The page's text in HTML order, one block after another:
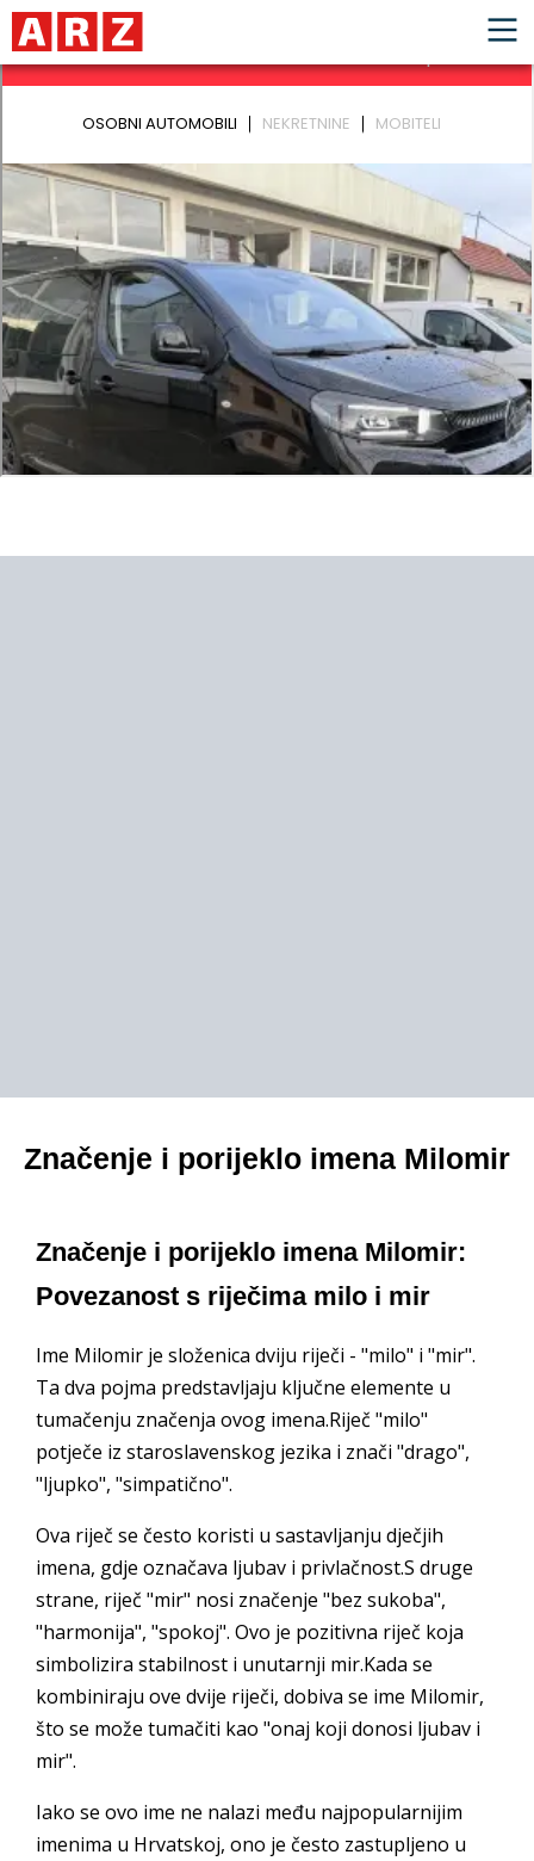
Značenje i porijeklo imena Milomir
Značenje i porijeklo imena Milomir:
Povezanost s riječima milo i mir
Ime Milomir je složenica dviju riječi - "milo" i "mir".
Ta dva pojma predstavljaju ključne elemente u
tumačenju značenja ovog imena.Riječ "milo"
potječe iz staroslavenskog jezika i znači "drago",
"ljupko", "simpatično".
Ova riječ se često koristi u sastavljanju dječjih
imena, gdje označava ljubav i privlačnost.S druge
strane, riječ "mir" nosi značenje "bez sukoba",
"harmonija", "spokoj". Ovo je pozitivna riječ koja
simbolizira stabilnost i unutarnji mir.Kada se
kombiniraju ove dvije riječi, dobiva se ime Milomir,
što se može tumačiti kao "onaj koji donosi ljubav i
mir".
Iako se ovo ime ne nalazi među najpopularnijim
imenima u Hrvatskoj, ono je često zastupljeno u